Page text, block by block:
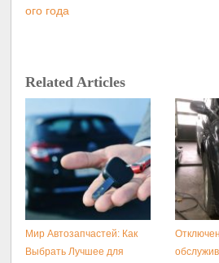
ого года
Related Articles
Мир Автозапчастей: Как
Выбрать Лучшее для